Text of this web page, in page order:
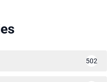
502